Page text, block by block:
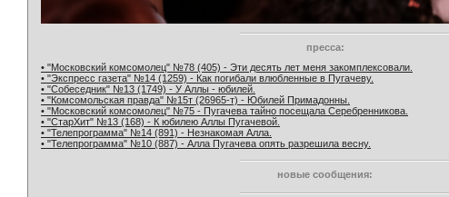
пресса:
• "Московский комсомолец" №78 (405) - Эти десять лет меня закомплексовали.
• "Экспресс газета" №14 (1259) - Как погибали влюбленные в Пугачеву.
• "Собеседник" №13 (1749) - У Аллы - юбилей.
• "Комсомольская правда" №15т (26965-т) - Юбилей Примадонны.
• "Московский комсомолец" №75 - Пугачева тайно посещала Серебренникова.
• "СтарХит" №13 (168) - К юбилею Аллы Пугачевой.
• "Телепрограмма" №14 (891) - Незнакомая Алла.
• "Телепрограмма" №10 (887) - Алла Пугачева опять разрешила весну.
новые сообщения: